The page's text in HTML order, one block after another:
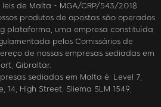
de Malta - MGA/CRP/543/2018
produtos de apostas são operados
plataforma, uma empresa constituída
pelos Comissários de
de nossas empresas sediadas em
Gibraltar.
sediadas em Malta é: Level 7,
14, High Street, Sliema SLM 1549,